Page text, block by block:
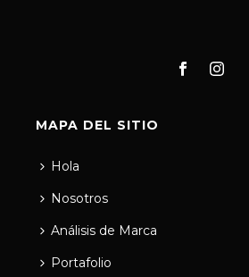
MAPA DEL SITIO
Hola
Nosotros
Análisis de Marca
Portafolio